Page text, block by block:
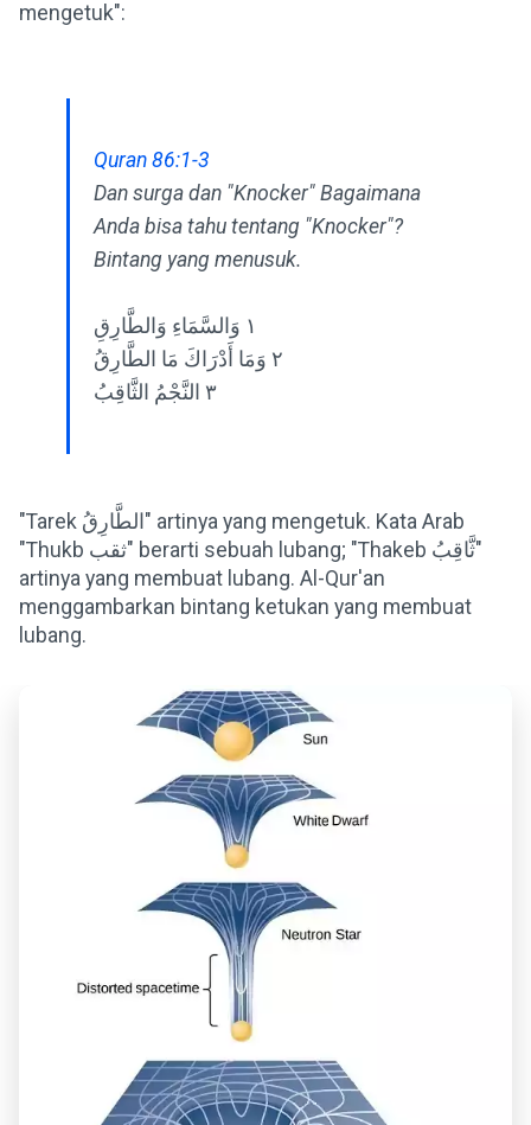
mengetuk":
Quran 86:1-3
Dan surga dan "Knocker" Bagaimana
Anda bisa tahu tentang "Knocker"?
Bintang yang menusuk.
١ وَالسَّمَاءِ وَالطَّارِقِ
٢ وَمَا أَدْرَاكَ مَا الطَّارِقُ
٣ النَّجْمُ الثَّاقِبُ
"Tarek الطَّارِقُ" artinya yang mengetuk. Kata Arab
"Thukb ثقب" berarti sebuah lubang; "Thakeb ثَّاقِبُ"
artinya yang membuat lubang. Al-Qur'an
menggambarkan bintang ketukan yang membuat
lubang.